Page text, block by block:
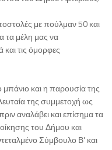
με πούλμαν 50 και
τα μέλη μας να
τις όμορφες
μπάνιο και η παρουσία της
της συμμετοχή ως
αναλάβει και επίσημα τα
του Δήμου και
Σύμβουλο Β' και